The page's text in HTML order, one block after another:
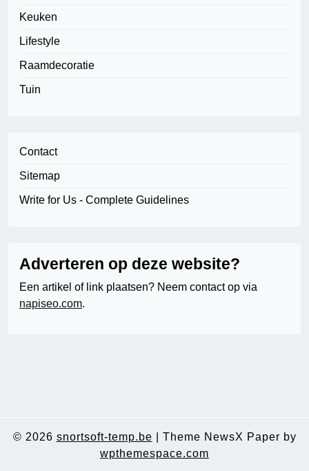
Keuken
Lifestyle
Raamdecoratie
Tuin
Contact
Sitemap
Write for Us - Complete Guidelines
Adverteren op deze website?
Een artikel of link plaatsen? Neem contact op via
napiseo.com.
© 2026 snortsoft-temp.be
Theme NewsX Paper by
wpthemespace.com